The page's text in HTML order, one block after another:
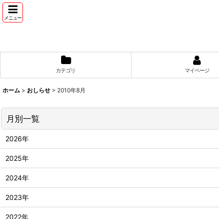
メニュー
カテゴリ マイページ
ホーム > おしらせ > 2010年8月
月別一覧
2026年
2025年
2024年
2023年
2022年